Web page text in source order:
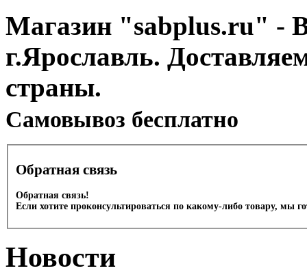
Магазин "sabplus.ru" -
г.Ярославль.
страны.
Cамовывоз бесплатно
Обратная связь
Обратная связь!
Если хотите проконсультироваться по какому-либо товару, мы
Новости